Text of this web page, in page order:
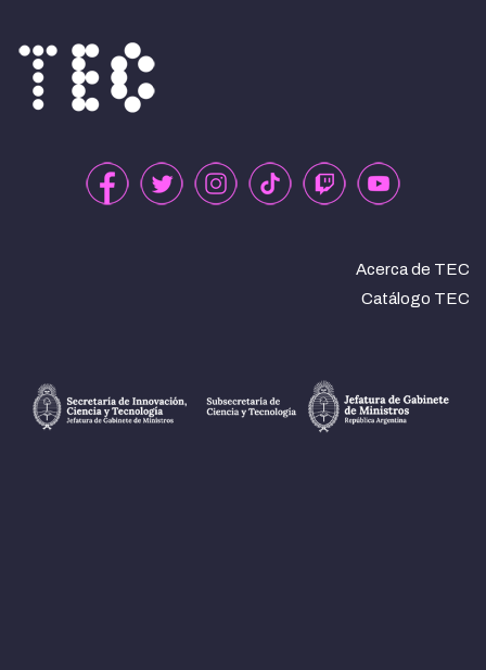
Acerca de TEC
Catálogo TEC